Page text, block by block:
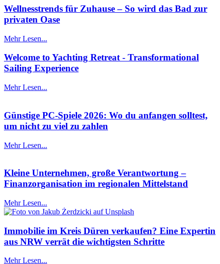
Wellnesstrends für Zuhause – So wird das Bad zur
privaten Oase
Mehr Lesen...
Welcome to Yachting Retreat - Transformational
Sailing Experience
Mehr Lesen...
Günstige PC-Spiele 2026: Wo du anfangen solltest,
um nicht zu viel zu zahlen
Mehr Lesen...
Kleine Unternehmen, große Verantwortung –
Finanzorganisation im regionalen Mittelstand
Mehr Lesen...
Immobilie im Kreis Düren verkaufen? Eine Expertin
aus NRW verrät die wichtigsten Schritte
Mehr Lesen...